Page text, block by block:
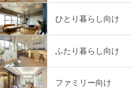
ひとり暮らし向け
ふたり暮らし向け
ファミリー向け